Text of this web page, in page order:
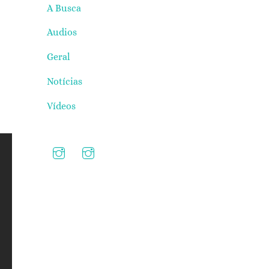
A Busca
Audios
Geral
Notícias
Vídeos